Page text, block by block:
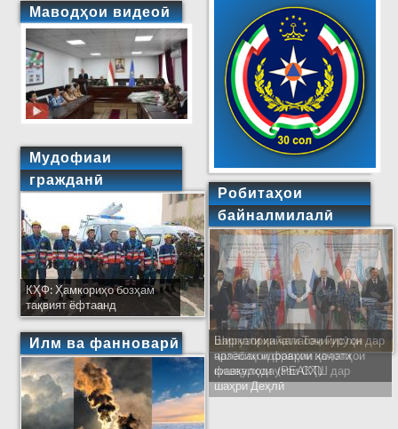
Маводҳои видеоӣ
Мудофиаи
гражданӣ
КҲФ: Ҳамкориҳо бозҳам
тақвият ёфтаанд
Илм ва фанноварӣ
Робитаҳои
байналмилалӣ
Ширкати ҳайати Тоҷикистон дар
ҷаласаи идораҳои наҷоти
кишварҳои узви СҲШ дар
шаҳри Деҳлӣ